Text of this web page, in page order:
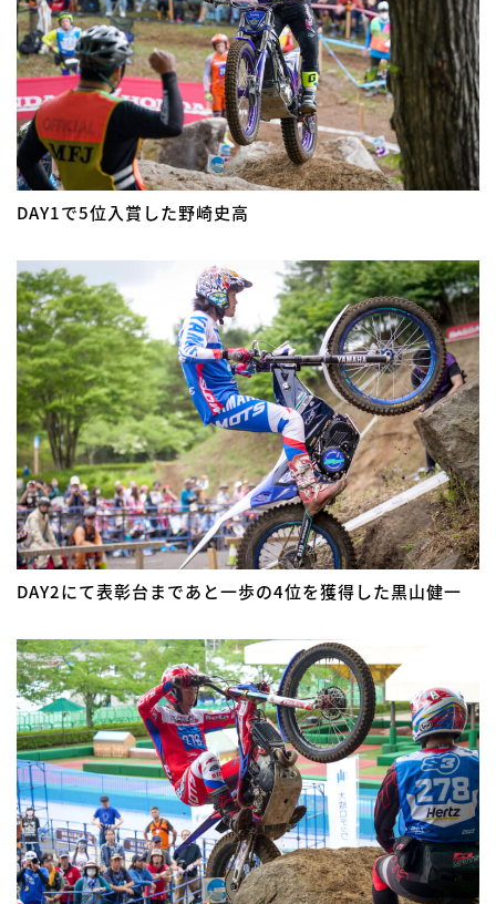
DAY1で5位入賞した野崎史高
DAY2にて表彰台まであと一歩の4位を獲得した黒山健一